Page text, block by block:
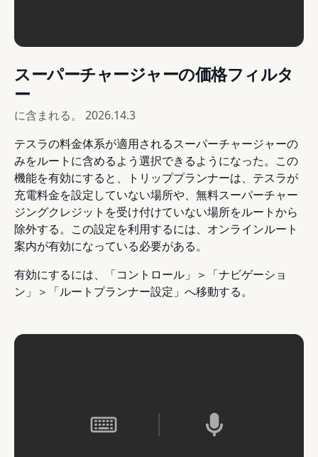
スーパーチャージャーの価格フィルタ
ー
に含まれる。 2026.14.3
テスラの料金体系が適用されるスーパーチャージャーの
みをルートに含めるよう選択できるようになった。この
機能を有効にすると、トリッププランナーは、テスラが
充電料金を設定していない場所や、無料スーパーチャー
ジングクレジットを受け付けていない場所をルートから
除外する。この設定を利用するには、オンラインルート
案内が有効になっている必要がある。
有効にするには、「コントロール」＞「ナビゲーショ
ン」＞「ルートプランナー設定」へ移動する。